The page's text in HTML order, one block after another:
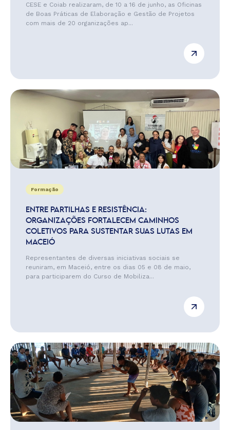
CESE e Coiab realizaram, de 10 a 16 de junho, as Oficinas
de Boas Práticas de Elaboração e Gestão de Projetos
com mais de 20 organizações ap...
Formação
ENTRE PARTILHAS E RESISTÊNCIA:
ORGANIZAÇÕES FORTALECEM CAMINHOS
COLETIVOS PARA SUSTENTAR SUAS LUTAS EM
MACEIÓ
Representantes de diversas iniciativas sociais se
reuniram, em Maceió, entre os dias 05 e 08 de maio,
para participarem do Curso de Mobiliza...